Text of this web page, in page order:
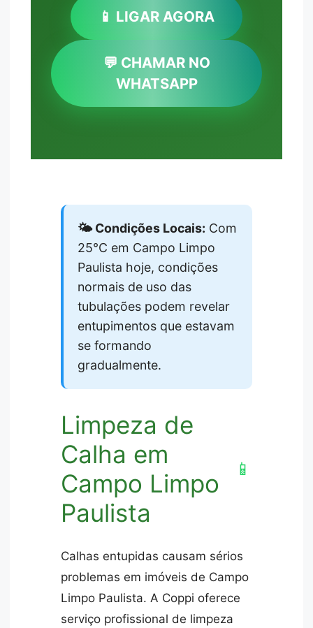
📱 LIGAR AGORA
💬 CHAMAR NO
WHATSAPP
🌤️ Condições Locais: Com
25°C em Campo Limpo
Paulista hoje, condições
normais de uso das
tubulações podem revelar
entupimentos que estavam
se formando
gradualmente.
Limpeza de
Calha em
Campo Limpo
Paulista
📱
Calhas entupidas causam sérios
problemas em imóveis de Campo
Limpo Paulista. A Coppi oferece
serviço profissional de limpeza